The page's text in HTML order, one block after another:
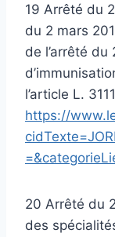
19 Arrêté du
du 2 mars
de l’arrêté
l’article L.
https://
20 Arrêté du
des